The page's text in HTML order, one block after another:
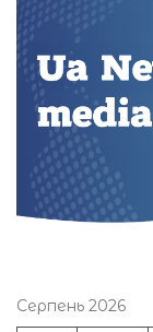
Серпень 2026